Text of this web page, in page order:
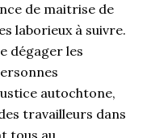
de maitrise de
laborieux à suivre.
dégager les
autochtone,
travailleurs dans